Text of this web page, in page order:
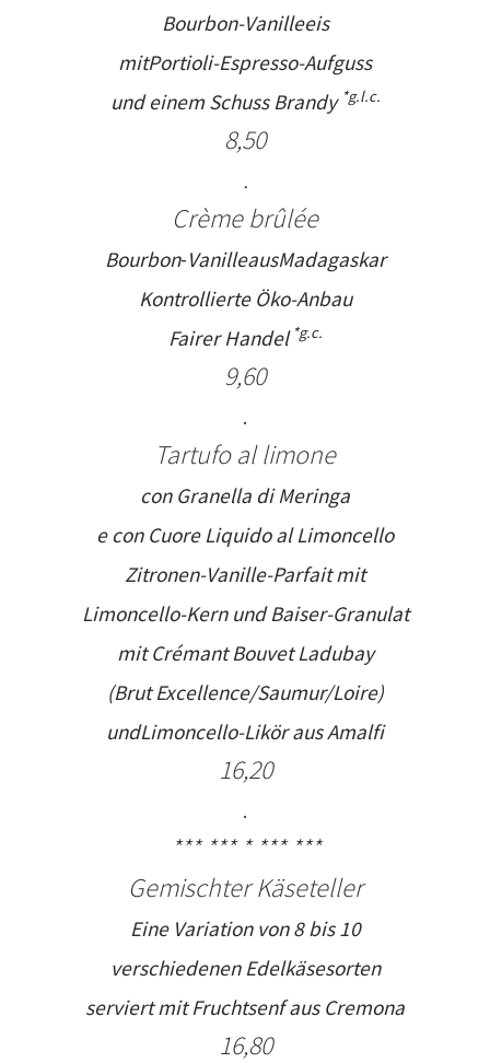
Bourbon-Vanilleeis
mitPortioli-Espresso-Aufguss
und einem Schuss Brandy *g.l.c.
8,50
.
Crème brûlée
Bourbon-VanilleausMadagaskar
Kontrollierte Öko-Anbau
Fairer Handel*g.c.
9,60
.
Tartufo al limone
con Granella di Meringa
e con Cuore Liquido al Limoncello
Zitronen-Vanille-Parfait mit
Limoncello-Kern und Baiser-Granulat
mitCrémant Bouvet Ladubay
(Brut Excellence/Saumur/Loire)
undLimoncello-Likör aus Amalfi
16,20
.
*** *** * *** ***
Gemischter Käseteller
Eine Variation von 8 bis 10
verschiedenen Edelkäsesorten
serviert mit Fruchtsenf aus Cremona
16,80